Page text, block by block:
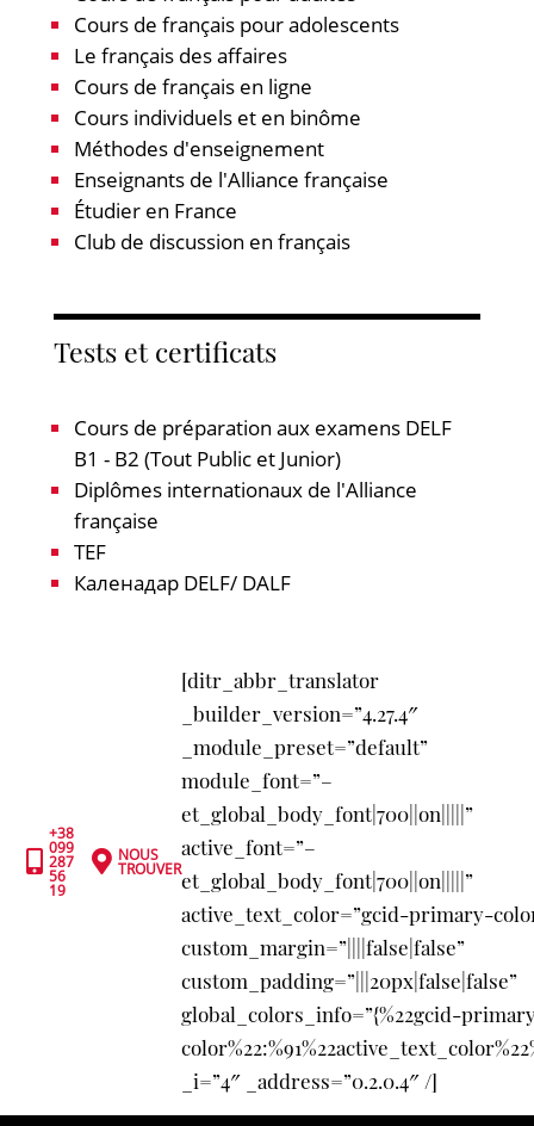
Cours de français pour adolescents
Le français des affaires
Cours de français en ligne
Cours individuels et en binôme
Méthodes d'enseignement
Enseignants de l'Alliance française
Étudier en France
Club de discussion en français
Tests et certificats
Cours de préparation aux examens DELF
B1 - B2 (Tout Public et Junior)
Diplômes internationaux de l'Alliance
française
TEF
Каленадар DELF/ DALF

+38
099
287
56
19
 NOUS
TROUVER
[ditr_abbr_translator
_builder_version=”4.27.4″
_module_preset=”default”
module_font=”–
et_global_body_font|700||on|||||”
active_font=”–
et_global_body_font|700||on|||||”
active_text_color=”gcid-primary-
custom_margin=”||||false|false”
custom_padding=”|||20px|false|false”
global_colors_info=”{%22gcid-
_i=”4″ _address=”0.2.0.4″ /]